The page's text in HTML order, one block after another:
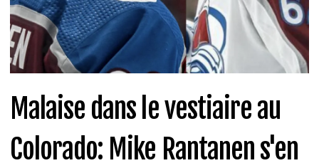
Malaise dans le vestiaire au
Colorado: Mike Rantanen s'en